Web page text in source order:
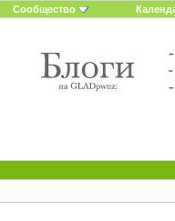
Сообщество